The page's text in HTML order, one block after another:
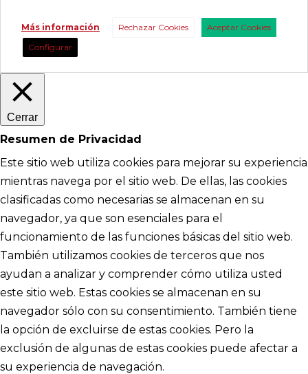
Más información Rechazar Cookies
Aceptar Cookies
Configurar
Cerrar
Resumen de Privacidad
Este sitio web utiliza cookies para mejorar su experiencia
mientras navega por el sitio web. De ellas, las cookies
clasificadas como necesarias se almacenan en su
navegador, ya que son esenciales para el
funcionamiento de las funciones básicas del sitio web.
También utilizamos cookies de terceros que nos
ayudan a analizar y comprender cómo utiliza usted
este sitio web. Estas cookies se almacenan en su
navegador sólo con su consentimiento. También tiene
la opción de excluirse de estas cookies. Pero la
exclusión de algunas de estas cookies puede afectar a
su experiencia de navegación.